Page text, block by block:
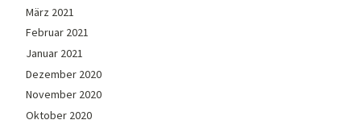
März 2021
Februar 2021
Januar 2021
Dezember 2020
November 2020
Oktober 2020